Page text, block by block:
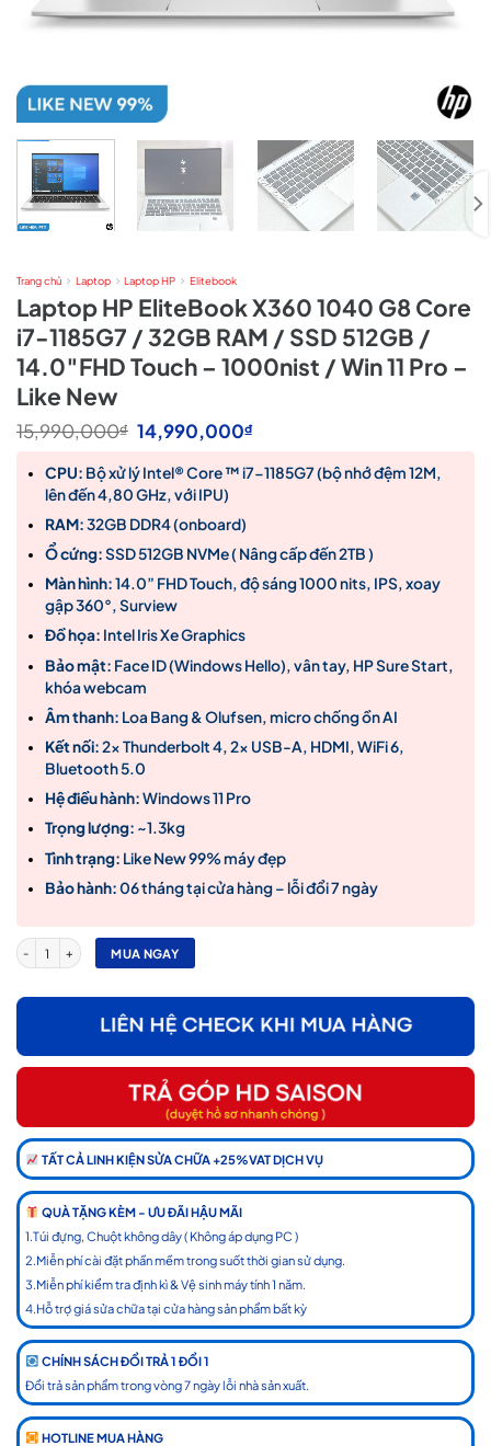
Trang chủ Laptop Laptop HP Elitebook
Laptop HP EliteBook X360 1040 G8 Core
i7-1185G7 / 32GB RAM / SSD 512GB /
14.0″FHD Touch – 1000nist / Win 11 Pro –
Like New
15,990,000₫ Giá
gốc
là:
15,990,000₫.
14,990,000₫Giá
tại
là:
CPU: Bộ xử lý Intel® Core ™ i7-1185G7 (bộ nhớ đệm 12M,
lên đến 4,80 GHz, với IPU)
RAM:32GB DDR4 (onboard)
Ổ cứng:SSD 512GB NVMe ( Nâng cấp đến 2TB )
Màn hình:14.0” FHD Touch, độ sáng 1000 nits, IPS, xoay
gập 360°, Surview
Đồ họa: Intel Iris Xe Graphics
Bảo mật: Face ID (Windows Hello), vân tay, HP Sure Start,
khóa webcam
Âm thanh: Loa Bang & Olufsen, micro chống ồn AI
Kết nối:2x Thunderbolt 4, 2x USB-A, HDMI, WiFi 6,
Bluetooth 5.0
Hệ điều hành:Windows 11 Pro
Trọng lượng: ~1.3kg
Tình trạng: Like New 99% máy đẹp
Bảo hành:06 tháng tại cửa hàng – lỗi đổi 7 ngày
Laptop HP EliteBook X360 1040 G8 Core i7-1185G7 / 32GB RAM / SSD 512GB /
MUA NGAY
TẤT CẢ LINH KIỆN SỬA CHỮA +25%VAT DỊCH VỤ
QUÀ TẶNG KÈM - ƯU ĐÃI HẬU MÃI
1.Túi đựng, Chuột không dây ( Không áp dụng PC )
2.Miễn phí cài đặt phần mềm trong suốt thời gian sử dụng.
3.Miễn phí kiểm tra định kì & Vệ sinh máy tính 1 năm.
4.Hỗ trợ giá sửa chữa tại cửa hàng sản phẩm bất kỳ
CHÍNH SÁCH ĐỔI TRẢ 1 ĐỔI 1
Đổi trả sản phẩm trong vòng 7 ngày lỗi nhà sản xuất.
HOTLINE MUA HÀNG